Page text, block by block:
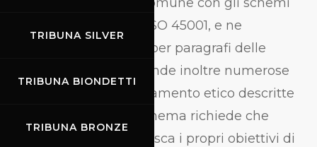
TRIBUNA SILVER
TRIBUNA BIONDETTI
TRIBUNA BRONZE
ISO 9001, ISO 14001 e ISO 45001, e ne
condivide la struttura per paragrafi delle
recenti revisioni. Riprende inoltre numerose
delle linee di comportamento etico descritte
nella ISO 26000. Lo schema richiede che
l’organizzazione definisca i propri obiettivi di